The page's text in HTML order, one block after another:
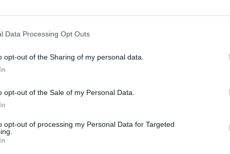
Data Processing Opt Outs
opt-out of the Sharing of my personal data.
opt-out of the Sale of my Personal Data.
opt-out of processing my Personal Data for Targeted
peso da consciência, a moto é unicamente um meio de
Com uma 125 cc mesmo que se pretenda alguma
Esse facto até nos dá tempo para “apreciar” não só
automobilistas. Tento respeitar velocidades e as regras de
em filas.
FE 350
que mais e menos gostas nela?